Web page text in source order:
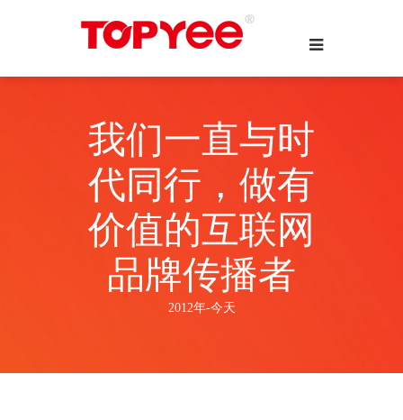
我们一直与时
代同行，做有
价值的互联网
品牌传播者
2012年-今天